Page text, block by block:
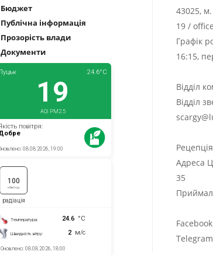
Бюджет
Публічна інформація
Прозорість влади
Документи
43025,
19 /
Графік
16:15,
Відділ
Відділ
Адреса
35